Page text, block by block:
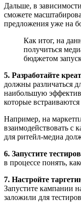
Дальше, в
сможете
предложения уже на
Как итог, на
получиться
бюджетом
5. Разработайте
должны различаться
наибольшую
которые
Например, на
взаимодействовать с
для ритейл-медиа
6. Запустите
в процессе понять,
7. Настройте
Запустите кампании
заложили для